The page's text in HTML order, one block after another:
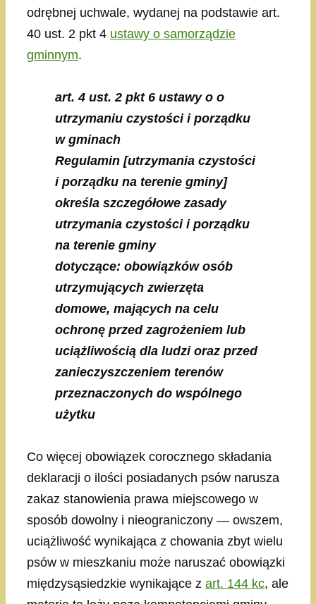
odrębnej uchwale, wydanej na podstawie art.
40 ust. 2 pkt 4 ustawy o samorządzie
gminnym.
art. 4 ust. 2 pkt 6 ustawy o o
utrzymaniu czystości i porządku
w gminach
Regulamin [utrzymania czystości
i porządku na terenie gminy]
określa szczegółowe zasady
utrzymania czystości i porządku
na terenie gminy
dotyczące: obowiązków osób
utrzymujących zwierzęta
domowe, mających na celu
ochronę przed zagrożeniem lub
uciążliwością dla ludzi oraz przed
zanieczyszczeniem terenów
przeznaczonych do wspólnego
użytku
Co więcej obowiązek corocznego składania
deklaracji o ilości posiadanych psów narusza
zakaz stanowienia prawa miejscowego w
sposób dowolny i nieograniczony — owszem,
uciążliwość wynikająca z chowania zbyt wielu
psów w mieszkaniu może naruszać obowiązki
międzysąsiedzkie wynikające z art. 144 kc, ale